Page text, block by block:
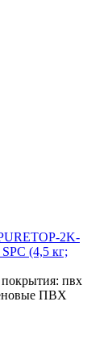
2K-
(4,5 кг;
пвх
ПВХ